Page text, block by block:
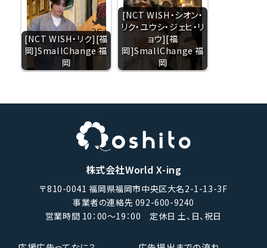
[NCT WISH・リク][福
岡]SmallChange 福
岡
[NCT WISH・シオン・
リク・ユウシ・ジェヒ・リ
ョウ][福
岡]SmallChange 福
岡
株式会社World X-ing
〒810-0041 福岡県福岡市中央区大名2-1-13-3F
事業者の連絡先 092-600-9240
営業時間 10：00〜19：00 定休日 土、日、祝日